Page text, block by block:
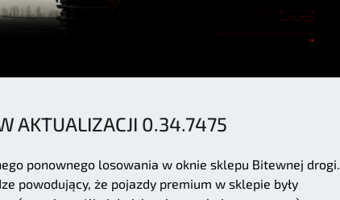
AKTUALIZACJI 0.34.7475
ponownego losowania w oknie sklepu Bitewnej drogi.
powodujący, że pojazdy premium w sklepie były